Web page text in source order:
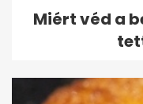
Miért véd a